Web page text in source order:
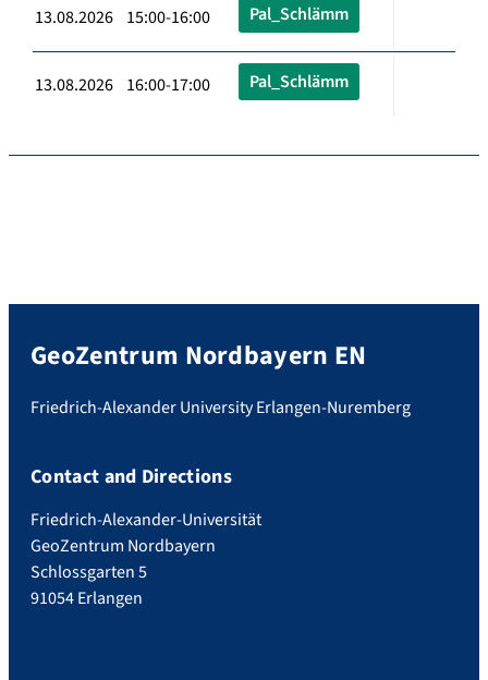
13.08.2026 15:00-16:00 Pal_Schlämm
13.08.2026 16:00-17:00 Pal_Schlämm
GeoZentrum Nordbayern EN
Friedrich-Alexander University Erlangen-Nuremberg
Contact and Directions
Friedrich-Alexander-Universität
GeoZentrum Nordbayern
Schlossgarten 5
91054 Erlangen